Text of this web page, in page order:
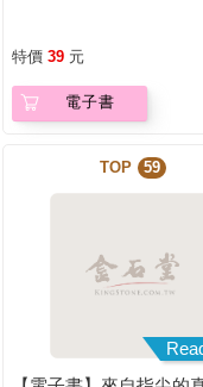
特價 39 元
電子書
TOP 59